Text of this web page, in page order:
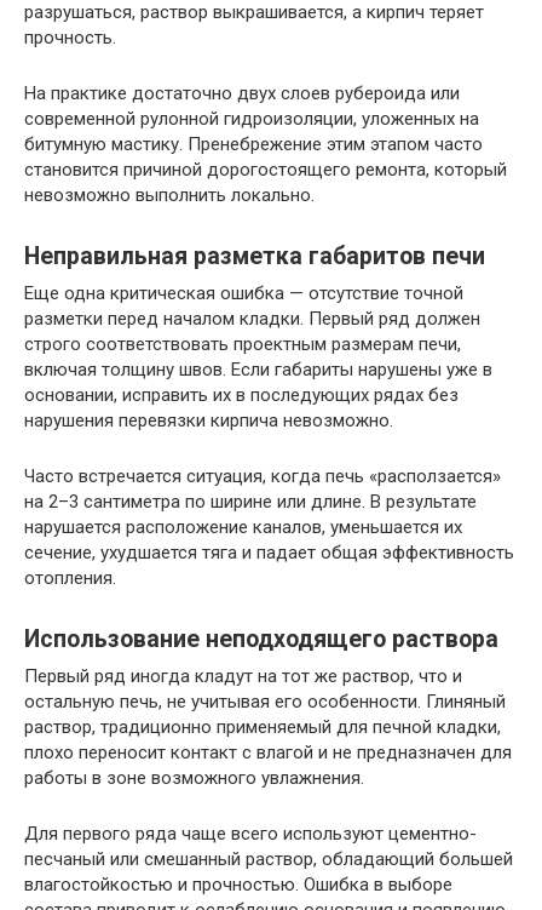
разрушаться, раствор выкрашивается, а кирпич теряет
прочность.
На практике достаточно двух слоев рубероида или
современной рулонной гидроизоляции, уложенных на
битумную мастику. Пренебрежение этим этапом часто
становится причиной дорогостоящего ремонта, который
невозможно выполнить локально.
Неправильная разметка габаритов печи
Еще одна критическая ошибка — отсутствие точной
разметки перед началом кладки. Первый ряд должен
строго соответствовать проектным размерам печи,
включая толщину швов. Если габариты нарушены уже в
основании, исправить их в последующих рядах без
нарушения перевязки кирпича невозможно.
Часто встречается ситуация, когда печь «расползается»
на 2–3 сантиметра по ширине или длине. В результате
нарушается расположение каналов, уменьшается их
сечение, ухудшается тяга и падает общая эффективность
отопления.
Использование неподходящего раствора
Первый ряд иногда кладут на тот же раствор, что и
остальную печь, не учитывая его особенности. Глиняный
раствор, традиционно применяемый для печной кладки,
плохо переносит контакт с влагой и не предназначен для
работы в зоне возможного увлажнения.
Для первого ряда чаще всего используют цементно-
песчаный или смешанный раствор, обладающий большей
влагостойкостью и прочностью. Ошибка в выборе